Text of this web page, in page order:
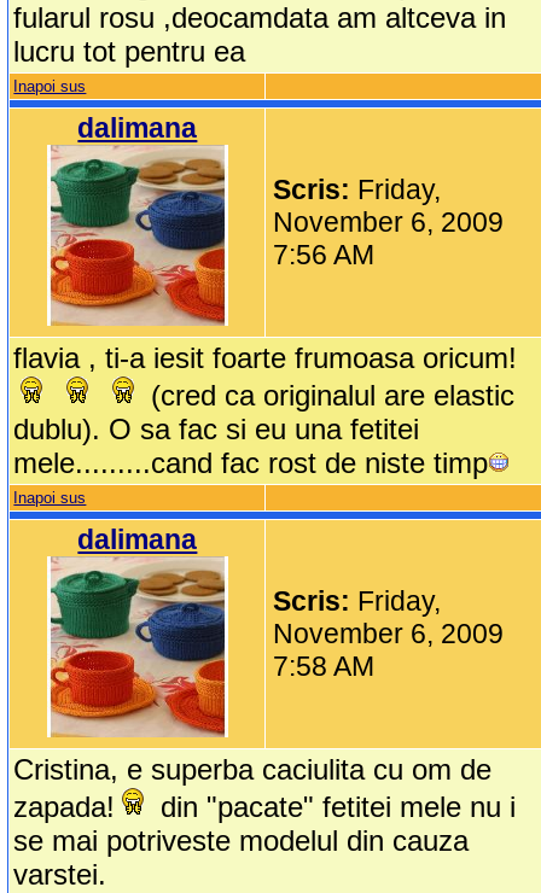
fularul rosu ,deocamdata am altceva in
lucru tot pentru ea
Inapoi sus
dalimana
Scris: Friday,
November 6, 2009
7:56 AM
flavia , ti-a iesit foarte frumoasa oricum!
(cred ca originalul are elastic
dublu). O sa fac si eu una fetitei
mele.........cand fac rost de niste timp
Inapoi sus
dalimana
Scris: Friday,
November 6, 2009
7:58 AM
Cristina, e superba caciulita cu om de
zapada!
din "pacate" fetitei mele nu i
se mai potriveste modelul din cauza
varstei.